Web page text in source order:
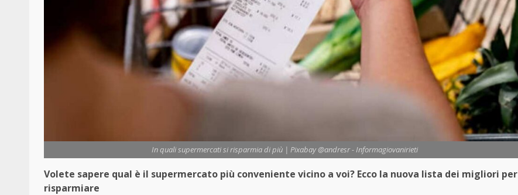
In quali supermercati si risparmia di più | Pixabay @andresr - Informagiovanirieti
Volete sapere qual è il supermercato più conveniente vicino a voi? Ecco la nuova lista dei migliori per
risparmiare